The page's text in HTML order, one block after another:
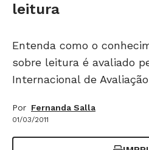
leitura
Entenda como o
sobre leitura é avaliado
Internacional de
Por Fernanda Salla
01/03/2011